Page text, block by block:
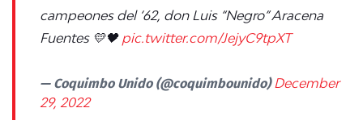
campeones del ‘62, don Luis “Negro” Aracena
Fuentes 💛🖤 pic.twitter.com/JejyC9tpXT
— Coquimbo Unido (@coquimbounido)December
29, 2022